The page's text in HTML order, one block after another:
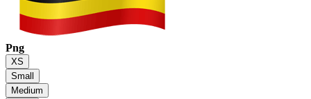
Png
XS
Small
Medium